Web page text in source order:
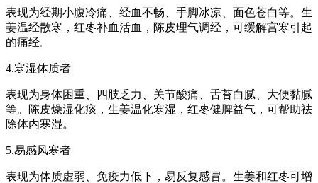
表现为经期小腹冷痛、经血不畅、手脚冰凉、面色苍白等。生
姜温经散寒，红枣补血活血，陈皮理气调经，可缓解宫寒引起
的痛经。
4.寒湿体质者
表现为身体困重、四肢乏力、关节酸痛、舌苔白腻、大便黏腻
等。陈皮燥湿化痰，生姜温化寒湿，红枣健脾益气，可帮助祛
除体内寒湿。
5.易感风寒者
表现为体质虚弱、免疫力低下，易反复感冒。生姜和红枣可增